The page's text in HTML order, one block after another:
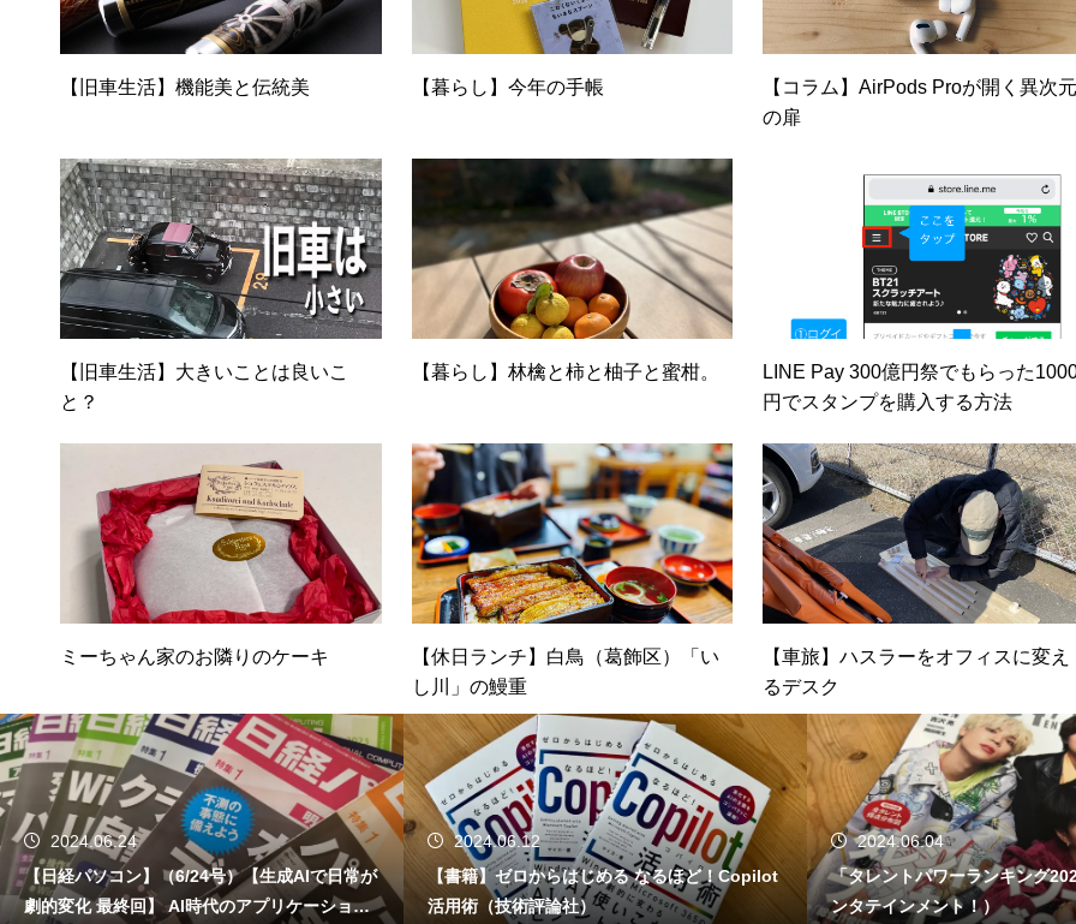
【旧車生活】機能美と伝統美 【暮らし】今年の手帳
【コラム】AirPods Proが開く異次
の扉
【旧車生活】大きいことは良いこ
と？
【暮らし】林檎と柿と柚子と蜜柑。
LINE Pay 300億円祭でもらった
円でスタンプを購入する方法
ミーちゃん家のお隣りのケーキ
【休日ランチ】白鳥（葛飾区）「い
し川」の鰻重
【車旅】ハスラーをオフィスに変え
るデスク
2024.06.24
【日経パソコン】（6/24号）【生成AIで日常が
劇的変化 最終回】 AI時代のアプリケーション
2024.06.12
【書籍】ゼロからはじめる なるほど！Copilot
活用術（技術評論社）
2024.06.04
「タレントパワーランキング
ンタテインメント！）